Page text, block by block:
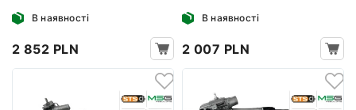
В наявності
2 852 PLN
В наявності
2 007 PLN